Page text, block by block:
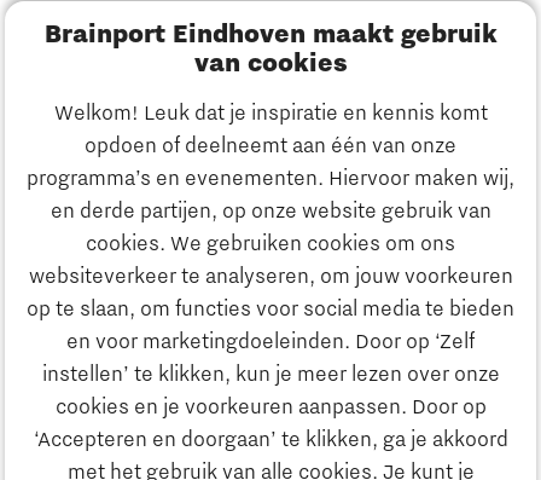
Brainport Eindhoven maakt gebruik
van cookies
Welkom! Leuk dat je inspiratie en kennis komt
opdoen of deelneemt aan één van onze
programma’s en evenementen. Hiervoor maken wij,
en derde partijen, op onze website gebruik van
cookies. We gebruiken cookies om ons
websiteverkeer te analyseren, om jouw voorkeuren
op te slaan, om functies voor social media te bieden
en voor marketingdoeleinden. Door op ‘Zelf
instellen’ te klikken, kun je meer lezen over onze
cookies en je voorkeuren aanpassen. Door op
‘Accepteren en doorgaan’ te klikken, ga je akkoord
met het gebruik van alle cookies. Je kunt je
Meld je aan
Heb je een vraag?
E-mailadres:info@thegate.tech
Volg ons
Bezoekadres walk-in hours &
The Gate Academy
Eindhoven University of Technology
Alpha Hub, 2e verdieping
Het Eeuwsel 57, 5612 AS Eindhoven